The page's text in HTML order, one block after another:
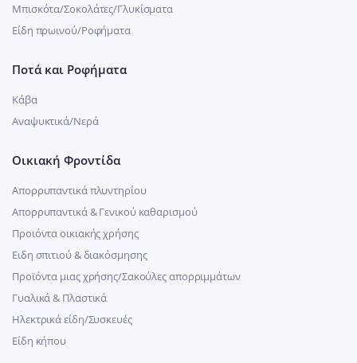
Μπισκότα/Σοκολάτες/Γλυκίσματα
Είδη πρωινού/Ροφήματα
Ποτά και Ροφήματα
Κάβα
Αναψυκτικά/Νερά
Οικιακή Φροντίδα
Απορρυπαντικά πλυντηρίου
Απορρυπαντικά & Γενικού καθαρισμού
Προιόντα οικιακής χρήσης
Ειδη σπιτιού & διακόσμησης
Προϊόντα μιας χρήσης/Σακούλες απορριμμάτων
Γυαλικά & Πλαστικά
Ηλεκτρικά είδη/Συσκευές
Είδη κήπου